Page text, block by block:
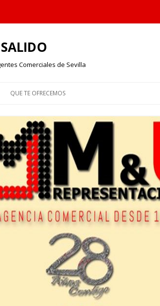
Comerciales de Sevilla
QUE TE OFRECEMOS